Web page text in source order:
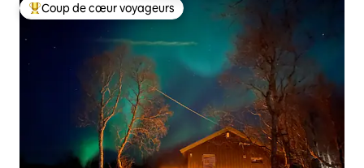
Coups de cœur voyageurs les plus appréciés
Coup de cœur voyageurs